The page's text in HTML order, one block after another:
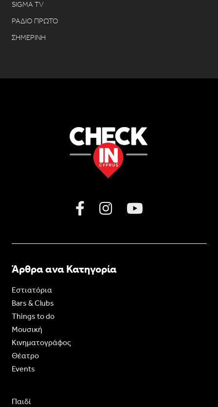
SIGMA TV
ΡΑΔΙΟ ΠΡΩΤΟ
ΣΗΜΕΡΙΝΗ
Άρθρα ανα Κατηγορία
Εστιατόρια
Bars & Clubs
Things to do
Moυσική
Κινηματογράφος
Θέατρο
Events
Παιδί